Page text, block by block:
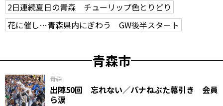
2日連続夏日の青森 チューリップ色とりどり
花に催し…青森県内にぎわう GW後半スタート
青森市
青森
出陣50回 忘れない／パナねぶた幕引き 会員
ら涙